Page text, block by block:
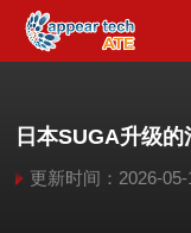
日本SUGA升级
更新时间：2026-05-